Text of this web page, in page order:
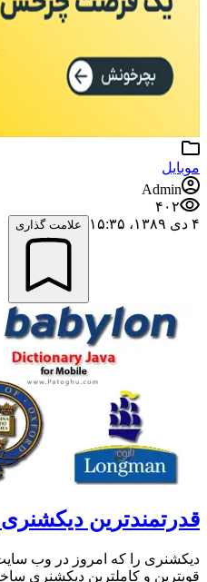
موبایل
Admin
۴۰۲
۴ دی ۱۳۸۹،‏ ۱۵:۳۵
علامت گذاری
قدرتمندترین
دیکشنری را که امروز در وب سایت
قویترین و کاملترین دیکشنری